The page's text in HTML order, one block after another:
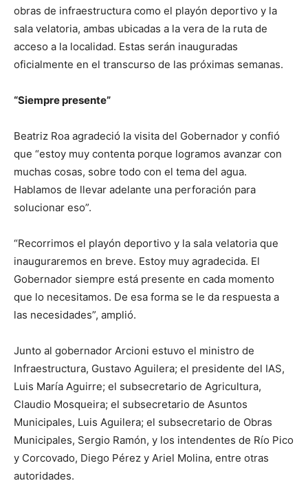
obras de infraestructura como el playón deportivo y la
sala velatoria, ambas ubicadas a la vera de la ruta de
acceso a la localidad. Estas serán inauguradas
oficialmente en el transcurso de las próximas semanas.
“Siempre presente”
Beatriz Roa agradeció la visita del Gobernador y confió
que “estoy muy contenta porque logramos avanzar con
muchas cosas, sobre todo con el tema del agua.
Hablamos de llevar adelante una perforación para
solucionar eso”.
“Recorrimos el playón deportivo y la sala velatoria que
inauguraremos en breve. Estoy muy agradecida. El
Gobernador siempre está presente en cada momento
que lo necesitamos. De esa forma se le da respuesta a
las necesidades”, amplió.
Junto al gobernador Arcioni estuvo el ministro de
Infraestructura, Gustavo Aguilera; el presidente del IAS,
Luis María Aguirre; el subsecretario de Agricultura,
Claudio Mosqueira; el subsecretario de Asuntos
Municipales, Luis Aguilera; el subsecretario de Obras
Municipales, Sergio Ramón, y los intendentes de Río Pico
y Corcovado, Diego Pérez y Ariel Molina, entre otras
autoridades.